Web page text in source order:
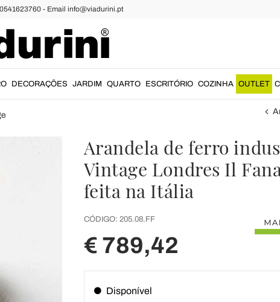
- Email info@viadurini.pt
DECORAÇÕES JARDIM QUARTO ESCRITÓRIO COZINHA OUTLET
Arandela de ferro
Vintage Londres Il
feita na Itália
CÓDIGO: 205.08.FF
€ 789,42
Disponível